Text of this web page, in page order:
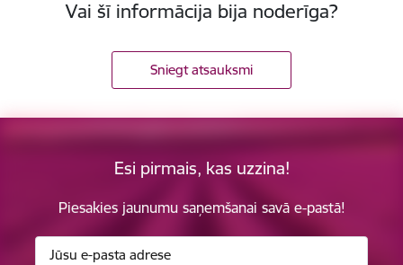
Vai šī informācija bija noderīga?
Sniegt atsauksmi
Esi pirmais, kas uzzina!
Piesakies jaunumu saņemšanai savā e-pastā!